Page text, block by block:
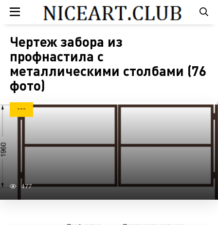
Чертеж забора из
профнастила с
металлическими столбами (76
фото)
---
477